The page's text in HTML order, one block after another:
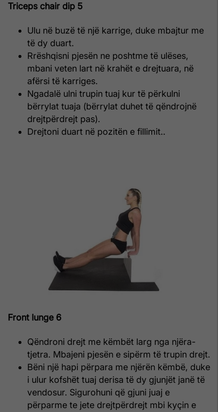
Triceps chair dip 5
Ulu në buzë të një karrige, duke mbajtur me
të dy duart.
Rrëshqisni pjesën ne poshtme të ulëses,
mbani veten lart në krahët e drejtuara, në
afërsi të karriges.
Ngadalë ulni trupin tuaj kur të përkulni
bërrylat tuaja (bërrylat duhet të qëndrojnë
drejtpërdrejt pas).
Drejtoni duart në pozitën e fillimit..
Front lunge 6
Qëndroni drejt me këmbët larg nga njëra-
tjetra. Mbajeni pjesën e sipërm të trupin drejt.
Bëni një hapi përpara me njërën këmbë, duke
i ulur kofshët tuaj derisa të dy gjunjët janë të
vendosur. Sigurohuni që gjuni juaj e
përparme te jete drejtpërdrejt mbi kyçin e